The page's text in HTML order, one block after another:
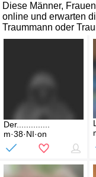
Diese Männer,
online und erwarten
Traummann oder
Der..............
m·38·NI·on